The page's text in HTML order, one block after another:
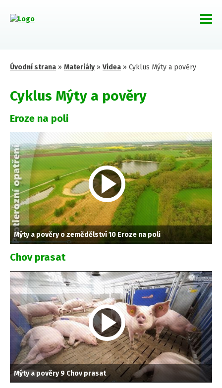
Úvodní strana » Materiály» Videa » Cyklus Mýty a pověry
Cyklus Mýty a pověry
Eroze na poli
Mýty a pověry o zemědělství 10 Eroze na poli
Chov prasat
Mýty a pověry 9 Chov prasat